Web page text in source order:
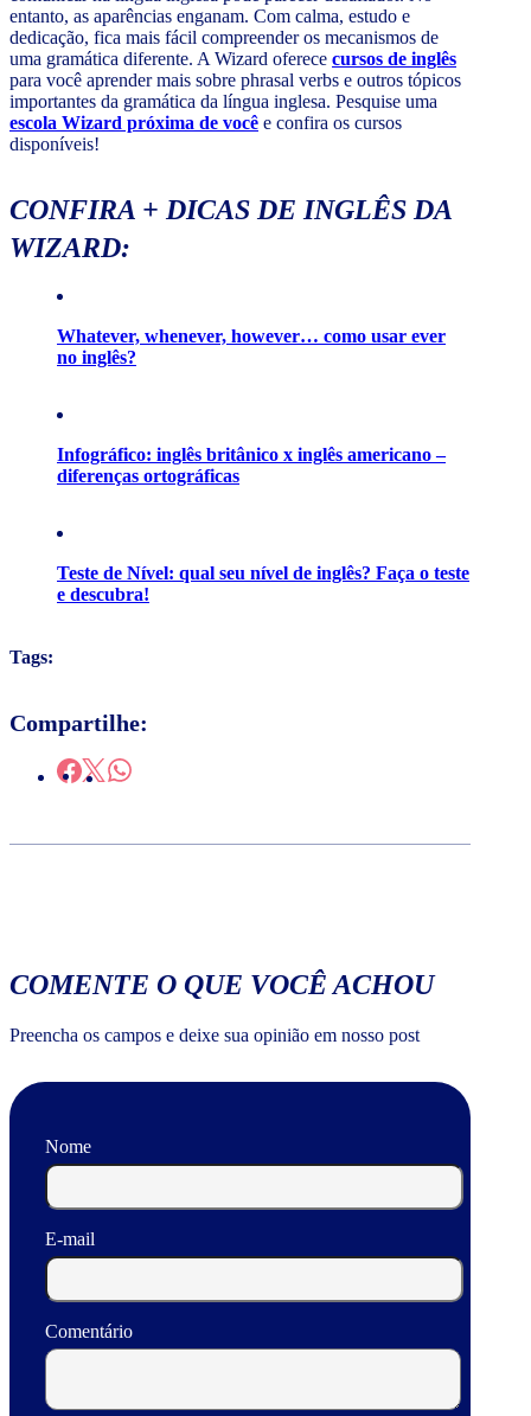
entanto, as aparências enganam. Com calma, estudo e
dedicação, fica mais fácil compreender os mecanismos de
uma gramática diferente. A Wizard oferece cursos de inglês
para você aprender mais sobre phrasal verbs e outros tópicos
importantes da gramática da língua inglesa. Pesquise uma
escola Wizard próxima de você e confira os cursos
disponíveis!
CONFIRA + DICAS DE INGLÊS DA
WIZARD:
Whatever, whenever, however… como usar ever
no inglês?
Infográfico: inglês britânico x inglês americano –
diferenças ortográficas
Teste de Nível: qual seu nível de inglês? Faça o teste
e descubra!
Tags:
Compartilhe:
COMENTE O QUE VOCÊ ACHOU
Preencha os campos e deixe sua opinião em nosso post
Nome
E-mail
Comentário